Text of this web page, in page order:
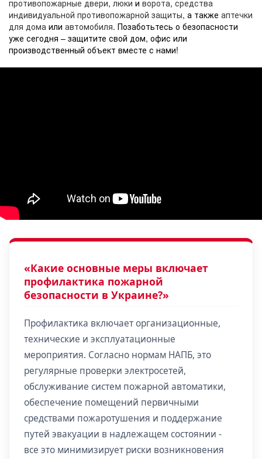
противопожарные двери, люки и ворота, средства
индивидуальной противопожарной защиты, а также аптечки
для дома или автомобиля. Позаботьтесь о безопасности
уже сегодня – защитите свой дом, офис или
производственный объект вместе с нами!
«Какие основные меры включает
профилактика пожарной
безопасности в Украине?»
Профилактика включает организационные,
технические и эксплуатационные
мероприятия. Согласно нормам НАПБ, это
регулярные проверки электросетей,
обслуживание систем пожарной автоматики,
обеспечение помещений первичными
средствами пожаротушения и поддержание
путей эвакуации в надлежащем состоянии -
все это минимизирует риски возникновения